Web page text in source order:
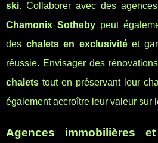
ski. Collaborer avec des
Chamonix Sotheby peut
des chalets en exclusivitéet
réussie. Envisager des
chalets tout en préservant leur
également accroître leur valeur sur
Agences immobilières